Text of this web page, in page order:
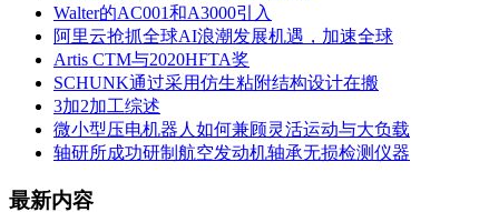
Walter的AC001和A3000引入
阿里云抢抓全球AI浪潮发展机遇，加速全球
Artis CTM与2020HFTA奖
SCHUNK通过采用仿生粘附结构设计在搬
3加2加工综述
微小型压电机器人如何兼顾灵活运动与大负载
轴研所成功研制航空发动机轴承无损检测仪器
最新内容